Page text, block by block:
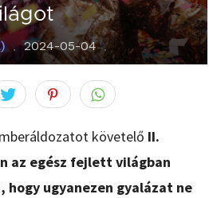
2024-05-04
követelő II.
az egész fejlett világban
hogy ugyanezen gyalázat ne